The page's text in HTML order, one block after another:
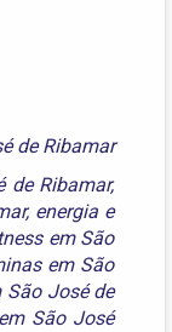
de Ribamar
de Ribamar,
, energia e
em São
em São
São José de
São José